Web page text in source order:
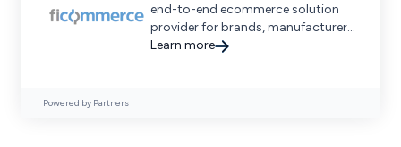
end-to-end ecommerce solution
provider for brands, manufacturers,
and SMBs.
Learn more
Powered by Partners